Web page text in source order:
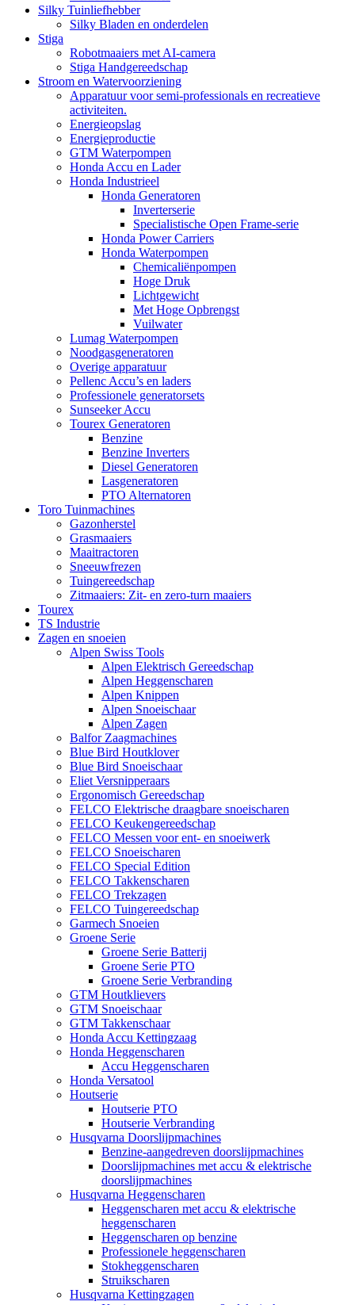
Silky Tuinliefhebber
Silky Bladen en onderdelen
Stiga
Robotmaaiers met AI-camera
Stiga Handgereedschap
Stroom en Watervoorziening
Apparatuur voor semi-professionals en recreatieve
activiteiten.
Energieopslag
Energieproductie
GTM Waterpompen
Honda Accu en Lader
Honda Industrieel
Honda Generatoren
Inverterserie
Specialistische Open Frame-serie
Honda Power Carriers
Honda Waterpompen
Chemicaliënpompen
Hoge Druk
Lichtgewicht
Met Hoge Opbrengst
Vuilwater
Lumag Waterpompen
Noodgasgeneratoren
Overige apparatuur
Pellenc Accu’s en laders
Professionele generatorsets
Sunseeker Accu
Tourex Generatoren
Benzine
Benzine Inverters
Diesel Generatoren
Lasgeneratoren
PTO Alternatoren
Toro Tuinmachines
Gazonherstel
Grasmaaiers
Maaitractoren
Sneeuwfrezen
Tuingereedschap
Zitmaaiers: Zit- en zero-turn maaiers
Tourex
TS Industrie
Zagen en snoeien
Alpen Swiss Tools
Alpen Elektrisch Gereedschap
Alpen Heggenscharen
Alpen Knippen
Alpen Snoeischaar
Alpen Zagen
Balfor Zaagmachines
Blue Bird Houtklover
Blue Bird Snoeischaar
Eliet Versnipperaars
Ergonomisch Gereedschap
FELCO Elektrische draagbare snoeischaren
FELCO Keukengereedschap
FELCO Messen voor ent- en snoeiwerk
FELCO Snoeischaren
FELCO Special Edition
FELCO Takkenscharen
FELCO Trekzagen
FELCO Tuingereedschap
Garmech Snoeien
Groene Serie
Groene Serie Batterij
Groene Serie PTO
Groene Serie Verbranding
GTM Houtklievers
GTM Snoeischaar
GTM Takkenschaar
Honda Accu Kettingzaag
Honda Heggenscharen
Accu Heggenscharen
Honda Versatool
Houtserie
Houtserie PTO
Houtserie Verbranding
Husqvarna Doorslijpmachines
Benzine-aangedreven doorslijpmachines
Doorslijpmachines met accu & elektrische
doorslijpmachines
Husqvarna Heggenscharen
Heggenscharen met accu & elektrische
heggenscharen
Heggenscharen op benzine
Professionele heggenscharen
Stokheggenscharen
Struikscharen
Husqvarna Kettingzagen